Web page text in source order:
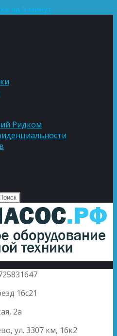
за 5 минут
Ридком
16с21
2а
ул. 3307 км, 16к2